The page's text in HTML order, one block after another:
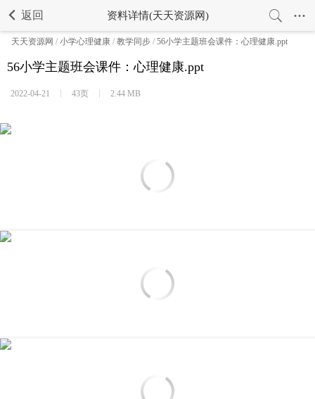
返回 资料详情(天天资源网)
天天资源网 / 小学心理健康 / 教学同步 / 56小学主题班会课件：心理健康.ppt
56小学主题班会课件：心理健康.ppt
2022-04-21 43页 2.44 MB